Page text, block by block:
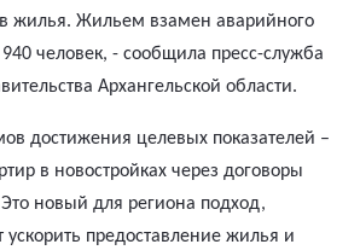
жилья. Жильем взамен аварийного
человек, - сообщила пресс-служба
Архангельской области.
достижения целевых показателей –
в новостройках через договоры
Это новый для региона подход,
ускорить предоставление жилья и